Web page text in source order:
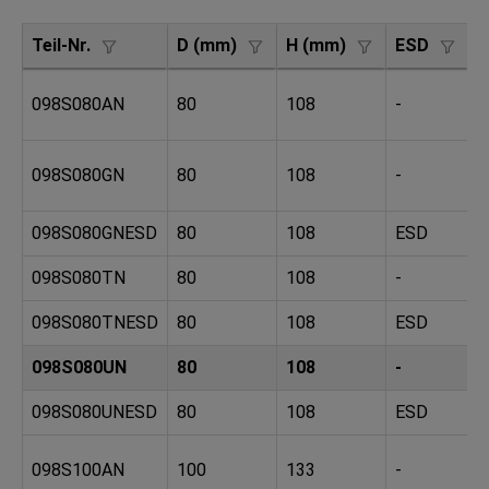
Teil-Nr. D (mm) H (mm) ESD
098S080AN 80 108 -
098S080GN 80 108 -
098S080GNESD 80 108 ESD
098S080TN 80 108 -
098S080TNESD 80 108 ESD
098S080UN 80 108 -
098S080UNESD 80 108 ESD
098S100AN 100 133 -